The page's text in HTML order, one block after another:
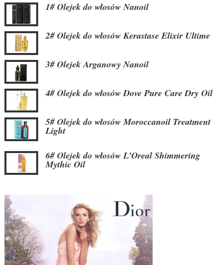
1# Olejek do włosów Nanoil
2# Olejek do włosów Kerastase Elixir Ultime
3# Olejek Arganowy Nanoil
4# Olejek do włosów Dove Pure Care Dry Oil
5# Olejek do włosów Moroccanoil Treatment
Light
6# Olejek do włosów L’Oreal Shimmering
Mythic Oil